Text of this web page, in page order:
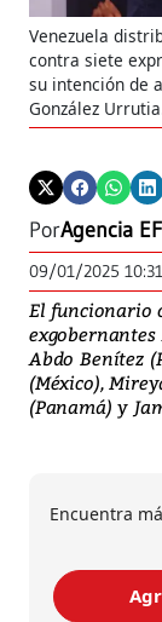
Venezuela
contra siete
su intención de
González
PorAgencia
09/01/2025 10:31
El funcionario
Abdo Benítez
(México),
(Panamá) y
Encuentra